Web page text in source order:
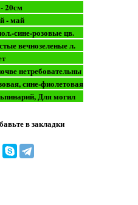
20см
- май
сине-розовые цв.
вечнозеленые л.
нетребовательны
сине-фиолетовая
Для могил
в закладки